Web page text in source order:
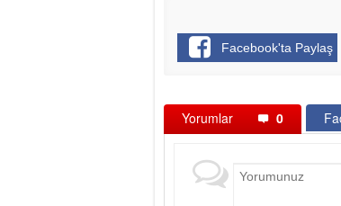
Facebook'ta Paylaş
Yorumlar 0